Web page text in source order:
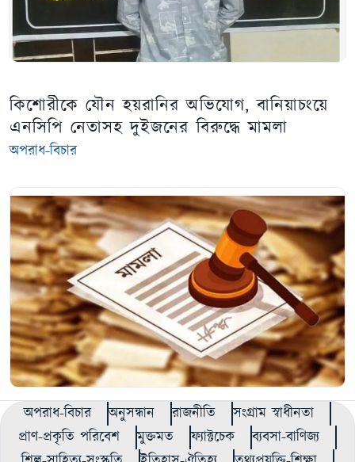
কিশোরীকে যৌন হয়রানির অভিযোগ, বানিয়াচংয়ে
এনসিপি নেতাসহ দুইজনের বিরুদ্ধে মামলা
অপরাধ-বিচার
অপরাধ-বিচার অনুসন্ধান রাজনীতি
সংগ্রাম স্বাধীনতা
প্রাণ-প্রকৃতি পরিবেশ
মুক্তমত ফ্যাক্টচেক
ব্যবসা-বাণিজ্য